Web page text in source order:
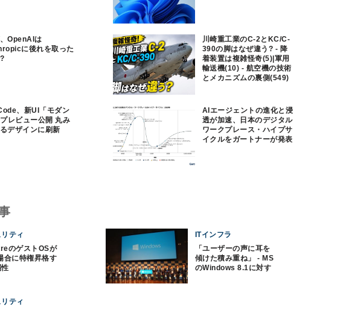
OpenAIは
に後れを取った
川崎重工業のC-2とKC/C-
390の脚はなぜ違う? - 降
着装置は複雑怪奇(5)|軍用
輸送機(10) - 航空機の技術
とメカニズムの裏側(549)
、新UI「モダン
レビュー公開 丸み
デザインに刷新
AIエージェントの進化と浸
透が加速、日本のデジタル
ワークプレース・ハイプサ
イクルをガートナーが発表
ティ
のゲストOSが
合に特権昇格す
ITインフラ
「ユーザーの声に耳を
傾けた積み重ね」 - MS
のWindows 8.1に対す
ティ